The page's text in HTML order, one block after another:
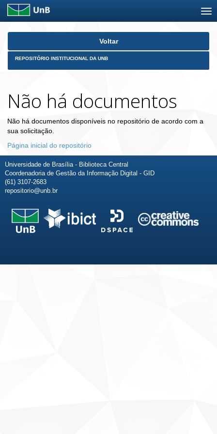
Skip
Voltar
REPOSITÓRIO INSTITUCIONAL DA UNB
Não há documentos
Não há documentos disponíveis no repositório de acordo com a
sua solicitação.
Página inicial do repositório
Universidade de Brasília - Biblioteca Central
Coordenadoria de Gestão da Informação Digital - GID
(61) 3107-2683
repositorio@unb.br